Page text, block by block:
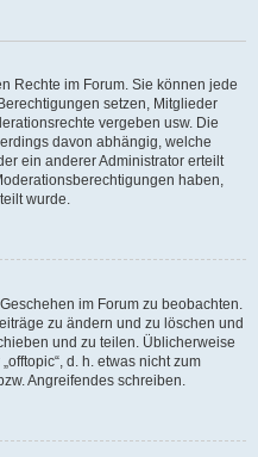
Rechte im Forum. Sie können jede
setzen, Mitglieder
vergeben usw. Die
davon abhängig, welche
ein anderer Administrator erteilt
haben,
wurde.
im Forum zu beobachten.
zu ändern und zu löschen und
und zu teilen. Üblicherweise
d. h. etwas nicht zum
Angreifendes schreiben.